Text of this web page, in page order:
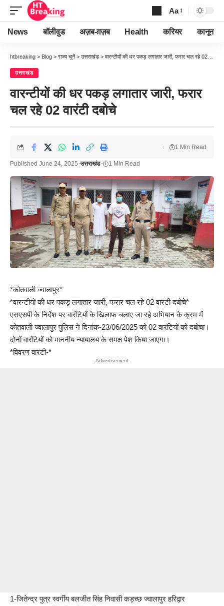
Font
Resizer
Aa
News बॉलीवुड अज़ब-ग़ज़ब Health करियर कानून
htbreaking > Blog > राज्य चुनें > उत्तराखंड > वारन्टीयों की धर पकड़ लगातार जारी, फरार चल रहे 02 वारंटी दबोचे
उत्तराखंड
वारन्टीयों की धर पकड़ लगातार जारी, फरार
चल रहे 02 वारंटी दबोचे
Published June 24, 2025 उत्तराखंड 1 Min Read
1 Min Read
*कोतवाली ज्वालापुर*
*वारन्टीयों की धर पकड़ लगातार जारी, फरार चल रहे 02 वारंटी दबोचे*
एसएसपी के निर्देश पर वारंटियों के खिलाफ चलाए जा रहे अभियान के क्रम में
कोतवाली ज्वालापुर पुलिस ने दिनांक-23/06/2025 को 02 वारंटियों को दबोचा।
दोनों वारंटियों को माननीय न्यायालय के समक्ष पेश किया जाएगा।
*विवरण वारंटी-*
- Advertisement -
1-जितेन्द्र पुत्र स्वर्गीय बलजीत सिंह निवासी कड़च्छ ज्वालापुर हरिद्वार